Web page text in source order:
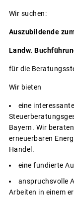
Wir suchen:
Auszubildende
Landw.
für die
Wir bieten
eine
Bayern. Wir
erneuerbaren
Handel.
eine fundierte
anspruchsvolle
Arbeiten in einem